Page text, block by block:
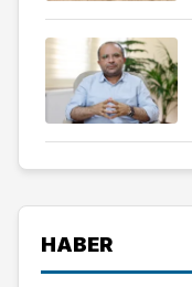
HABER